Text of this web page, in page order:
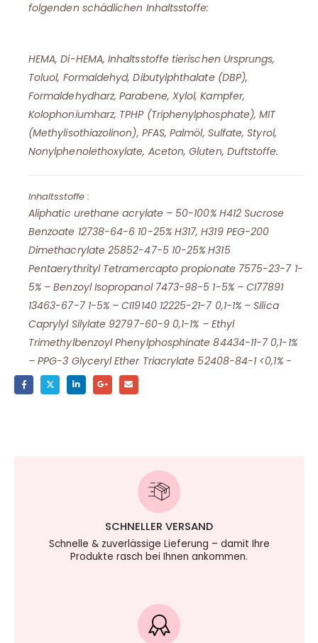
folgenden schädlichen Inhaltsstoffe:
HEMA, Di-HEMA, Inhaltsstoffe tierischen Ursprungs,
Toluol, Formaldehyd, Dibutylphthalate (DBP),
Formaldehydharz, Parabene, Xylol, Kampfer,
Kolophoniumharz, TPHP (Triphenylphosphate), MIT
(Methylisothiazolinon), PFAS, Palmöl, Sulfate, Styrol,
Nonylphenolethoxylate, Aceton, Gluten, Duftstoffe.
Inhaltsstoffe :
Aliphatic urethane acrylate – 50-100% H412 Sucrose
Benzoate 12738-64-6 10-25% H317, H319 PEG-200
Dimethacrylate 25852-47-5 10-25% H315
Pentaerythrityl Tetramercapto propionate 7575-23-7 1-
5% – Benzoyl Isopropanol 7473-98-5 1-5% – CI77891
13463-67-7 1-5% – CI19140 12225-21-7 0,1-1% – Silica
Caprylyl Silylate 92797-60-9 0,1-1% – Ethyl
Trimethylbenzoyl Phenylphosphinate 84434-11-7 0,1-1%
– PPG-3 Glyceryl Ether Triacrylate 52408-84-1 <0,1% -
SCHNELLER VERSAND
Schnelle & zuverlässige Lieferung – damit Ihre
Produkte rasch bei Ihnen ankommen.